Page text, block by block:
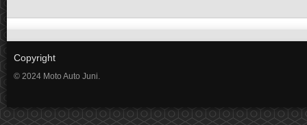
Copyright
© 2024 Moto Auto Juni.